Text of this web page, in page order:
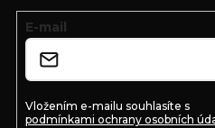
E-mail
Vložením e-mailu souhlasíte s
podmínkami ochrany osobních